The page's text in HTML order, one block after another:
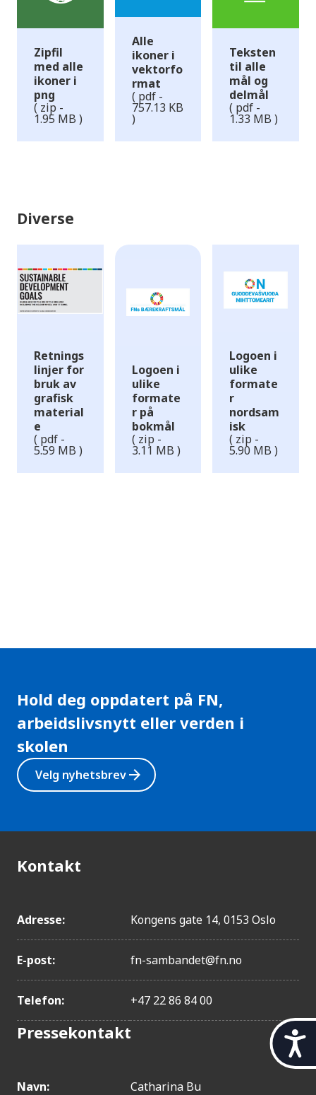
t
l
Zipfil
med alle
ikoner i
png
( zip -
1.95 MB )
Alle
ikoner i
vektorfo
rmat
( pdf -
757.13 KB
)
Teksten
til alle
mål og
delmål
( pdf -
1.33 MB )
Diverse
Retnings
linjer for
bruk av
grafisk
material
e
( pdf -
5.59 MB )
Logoen i
ulike
formate
r på
bokmål
( zip -
3.11 MB )
Logoen i
ulike
formate
r
nordsam
isk
( zip -
5.90 MB )
Hold deg oppdatert på FN,
arbeidslivsnytt eller verden i
skolen
Velg nyhetsbrevarrow_forward
Kontakt
Adresse: Kongens gate 14, 0153 Oslo
E-post: fn-sambandet@fn.no
Telefon: +47 22 86 84 00
Pressekontakt
Navn: Catharina Bu